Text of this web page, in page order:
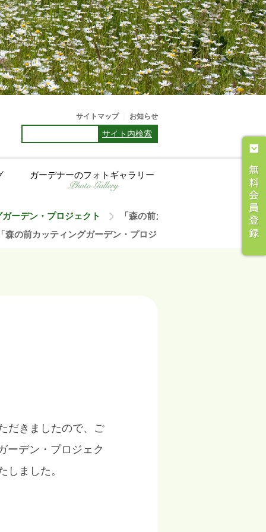
サイトマップ お知らせ
サイト内検索
ガーデナーのフォトギャラリー
ーデン・プロジェクト >
「森の前カッティングガーデン・
森の前カッティングガーデン・プロジェクト」 の皆さんから御
だきましたので、ご
ーデン・プロジェク
ました。